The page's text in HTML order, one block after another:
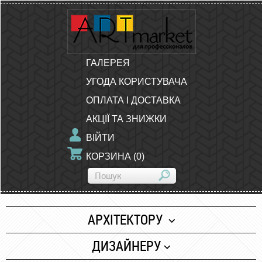
ГАЛЕРЕЯ
УГОДА КОРИСТУВАЧА
ОПЛАТА І ДОСТАВКА
АКЦІЇ ТА ЗНИЖКИ
ВІЙТИ
КОРЗИНА (0)
АРХІТЕКТОРУ
Папір
ДИЗАЙНЕРУ